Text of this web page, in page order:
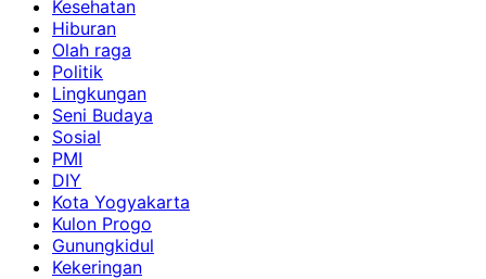
Kesehatan
Hiburan
Olah raga
Politik
Lingkungan
Seni Budaya
Sosial
PMI
DIY
Kota Yogyakarta
Kulon Progo
Gunungkidul
Kekeringan